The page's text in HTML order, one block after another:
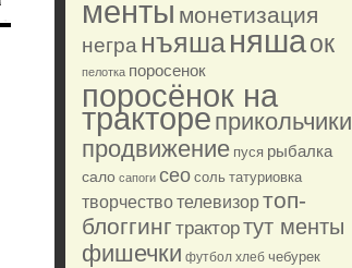
менты монетизация
негра нъяшаняшаок
пелотка поросенок
поросёнок на
трактореприкольчики
продвижение пуся рыбалка
сало сапоги сео соль татуриовка
творчествотелевизортоп-
блоггинг трактортут менты
фишечки футбол хлеб чебурек